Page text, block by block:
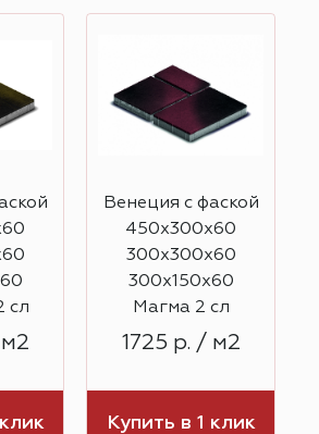
сл
Венеция с фаской
450х300х60
300х300х60
300х150х60
Магма 2 сл
1725 р. / м2
Купить в 1 клик